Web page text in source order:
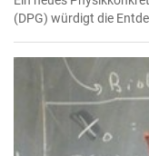
(DPG) würdigt die